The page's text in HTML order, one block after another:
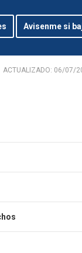
Avisenme si
ACTUALIZADO: 06/07/